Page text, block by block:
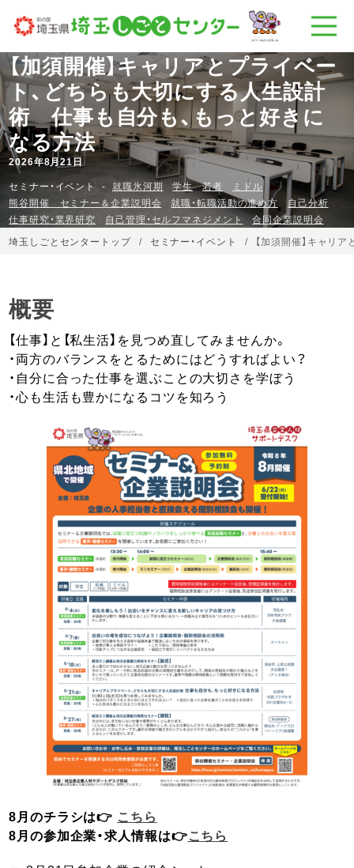
【加須開催】キャリアとプライベー
ト、どちらも大切にする人生設計
術 仕事も自分も、もっと好きに
なる方法
2026年8月21日
セミナー・イベント
就職氷河期 学生 若者
ミドル
熊谷開催 セミナー＆企業説明会
就職・転職活動の進め方
自己分析
仕事研究・業界研究
自己管理・セルフマネジメント
合同企業説明会
埼玉しごとセンタートップ
セミナー・イベント 【加須開催】キャリ
概要
【仕事】と【私生活】を見つめ直してみませんか。
・両方のバランスをとるためにはどうすればよい？
・自分に合った仕事を選ぶことの大切さを学ぼう
・心も生活も豊かになるコツを知ろう
8月のチラシは👉 こちら
8月の参加企業・求人情報は👉こちら